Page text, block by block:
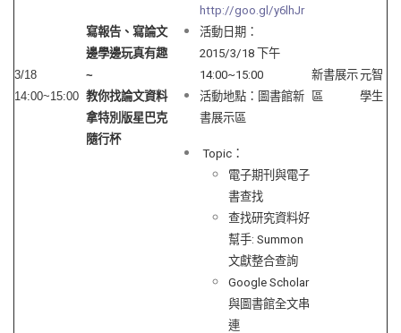
3/18
14:00~15:00
寫報告、寫論文
邊學邊玩真有趣
~
教你找論文資料
拿特別版星巴克
隨行杯
http://goo.gl/y6lhJr
活動日期：
2015/3/18 下午
14:00~15:00
活動地點：圖書館新
書展示區
Topic：
電子期刊與電子
書查找
查找研究資料好
幫手: Summon
文獻整合查詢
Google Scholar
與圖書館全文串
連
新書展示
區
元智
學生